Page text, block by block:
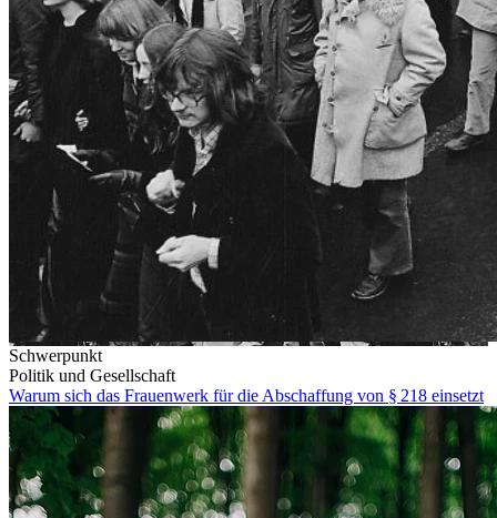
Schwerpunkt
Politik und Gesellschaft
Warum sich das Frauenwerk für die Abschaffung von § 218 einsetzt